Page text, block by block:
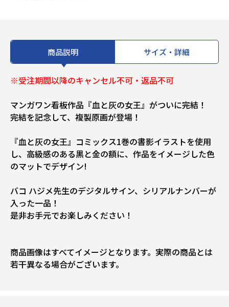
商品説明 サイズ・詳細
※受注期間以降のキャンセル不可・返品不可
マンガワン看板作品『血と灰の女王』がついに完結！
完結を記念して、複製原画が登場！
『血と灰の女王』コミックス1巻の書影イラストを使用
し、高級感のある黒と金の額に、作品をイメージした色
のマットでデザイン!
バコ ハジメ先生のデジタルサイン、シリアルナンバーが
入った一品！
是非お手元でお楽しみください！
商品画像はすべてイメージとなります。実際の商品とは
若干異なる場合がございます。